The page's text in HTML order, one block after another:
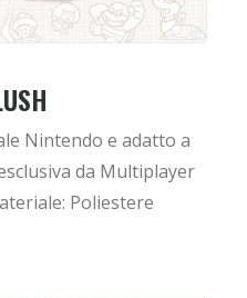
Nintendo e adatto a
da Multiplayer
Poliestere